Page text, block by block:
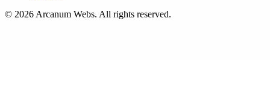
© 2026Arcanum Webs. All rights reserved.